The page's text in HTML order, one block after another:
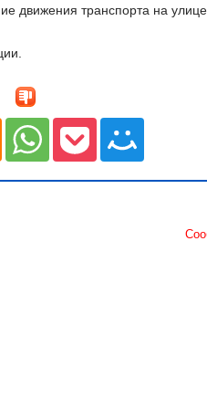
движения транспорта на